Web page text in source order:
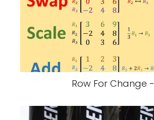
Row For Change -